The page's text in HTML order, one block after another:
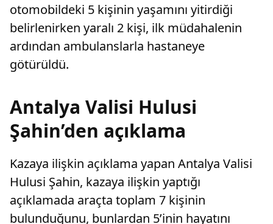
otomobildeki 5 kişinin yaşamını yitirdiği
belirlenirken yaralı 2 kişi, ilk müdahalenin
ardından ambulanslarla hastaneye
götürüldü.
Antalya Valisi Hulusi
Şahin’den açıklama
Kazaya ilişkin açıklama yapan Antalya Valisi
Hulusi Şahin, kazaya ilişkin yaptığı
açıklamada araçta toplam 7 kişinin
bulunduğunu, bunlardan 5’inin hayatını